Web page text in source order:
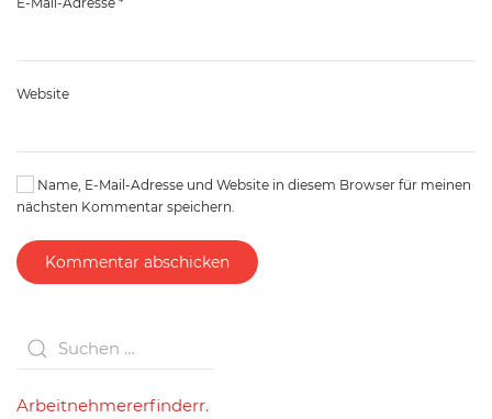
Website
Name, E-Mail-Adresse und Website in diesem Browser für meinen
nächsten Kommentar speichern.
Kommentar abschicken
Arbeitnehmererfinderr.